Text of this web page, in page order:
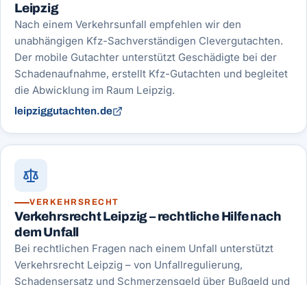
Leipzig
Nach einem Verkehrsunfall empfehlen wir den
unabhängigen Kfz-Sachverständigen Clevergutachten.
Der mobile Gutachter unterstützt Geschädigte bei der
Schadenaufnahme, erstellt Kfz-Gutachten und begleitet
die Abwicklung im Raum Leipzig.
leipziggutachten.de
VERKEHRSRECHT
Verkehrsrecht Leipzig – rechtliche Hilfe nach
dem Unfall
Bei rechtlichen Fragen nach einem Unfall unterstützt
Verkehrsrecht Leipzig – von Unfallregulierung,
Schadensersatz und Schmerzensgeld über Bußgeld und